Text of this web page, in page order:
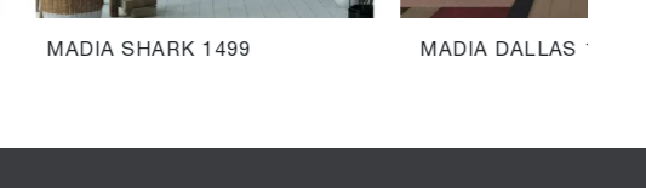
MADIA SHARK 1499 MADIA DALLAS 1002